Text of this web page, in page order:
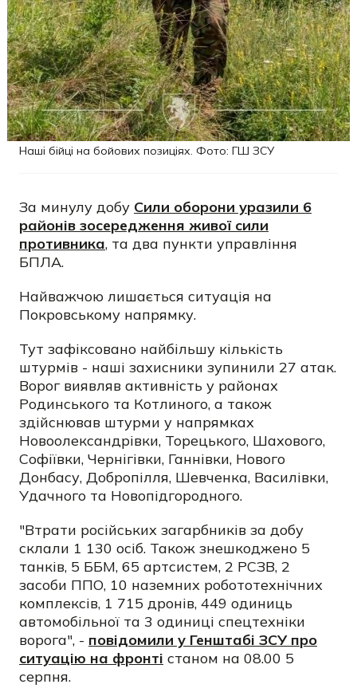
Наші бійці на бойових позиціях. Фото: ГШ ЗСУ
За минулу добу Сили оборони уразили 6
районів зосередження живої сили
противника, та два пункти управління
БПЛА.
Найважчою лишається ситуація на
Покровському напрямку.
Тут зафіксовано найбільшу кількість
штурмів - наші захисники зупинили 27 атак.
Ворог виявляв активність у районах
Родинського та Котлиного, а також
здійснював штурми у напрямках
Новоолександрівки, Торецького, Шахового,
Софіївки, Чернігівки, Ганнівки, Нового
Донбасу, Добропілля, Шевченка, Василівки,
Удачного та Новопідгородного.
"Втрати російських загарбників за добу
склали 1 130 осіб. Також знешкоджено 5
танків, 5 ББМ, 65 артсистем, 2 РСЗВ, 2
засоби ППО, 10 наземних робототехнічних
комплексів, 1 715 дронів, 449 одиниць
автомобільної та 3 одиниці спецтехніки
ворога", - повідомили у Генштабі ЗСУ про
ситуацію на фронті станом на 08.00 5
серпня.